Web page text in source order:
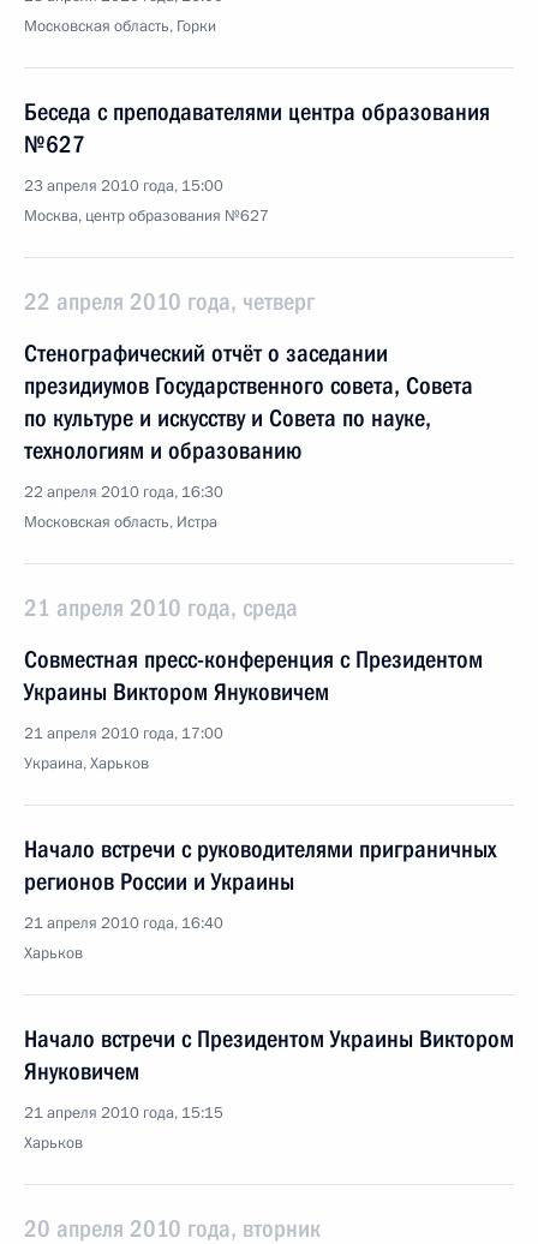
Московская область, Горки
Беседа с преподавателями центра образования
№627
23 апреля 2010 года, 15:00
Москва, центр образования №627
22 апреля 2010 года, четверг
Стенографический отчёт о заседании
президиумов Государственного совета, Совета
по культуре и искусству и Совета по науке,
технологиям и образованию
22 апреля 2010 года, 16:30
Московская область, Истра
21 апреля 2010 года, среда
Совместная пресс-конференция с Президентом
Украины Виктором Януковичем
21 апреля 2010 года, 17:00
Украина, Харьков
Начало встречи с руководителями приграничных
регионов России и Украины
21 апреля 2010 года, 16:40
Харьков
Начало встречи с Президентом Украины Виктором
Януковичем
21 апреля 2010 года, 15:15
Харьков
20 апреля 2010 года, вторник